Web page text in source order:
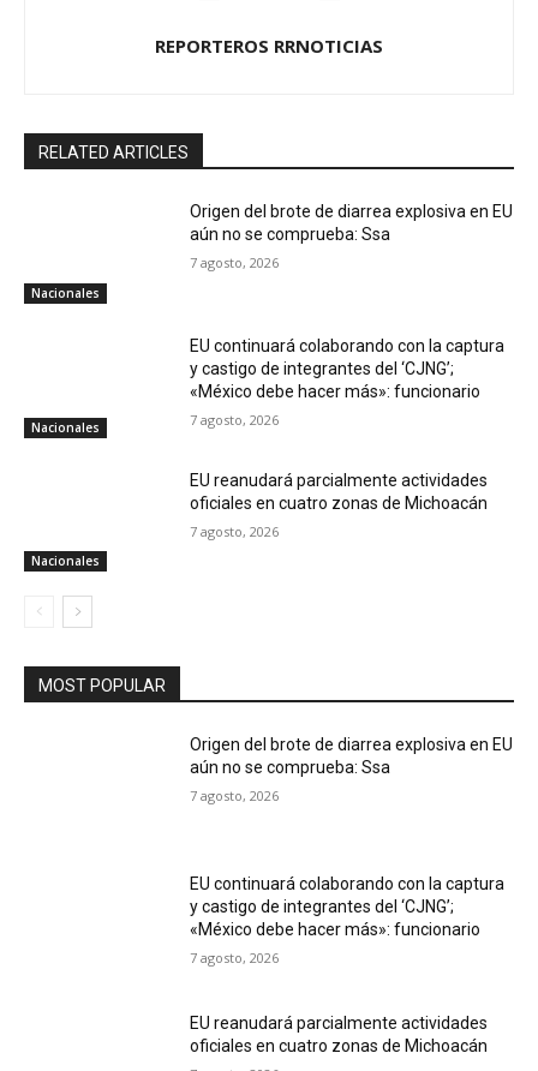
REPORTEROS RRNOTICIAS
RELATED ARTICLES
Nacionales
Origen del brote de diarrea explosiva en EU
aún no se comprueba: Ssa
7 agosto, 2026
Nacionales
EU continuará colaborando con la captura
y castigo de integrantes del ‘CJNG’;
«México debe hacer más»: funcionario
7 agosto, 2026
Nacionales
EU reanudará parcialmente actividades
oficiales en cuatro zonas de Michoacán
7 agosto, 2026
MOST POPULAR
Origen del brote de diarrea explosiva en EU
aún no se comprueba: Ssa
7 agosto, 2026
EU continuará colaborando con la captura
y castigo de integrantes del ‘CJNG’;
«México debe hacer más»: funcionario
7 agosto, 2026
EU reanudará parcialmente actividades
oficiales en cuatro zonas de Michoacán